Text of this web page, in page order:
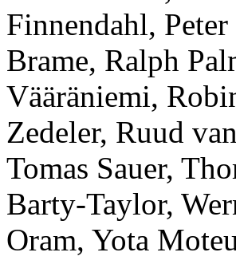
Finnendahl,
Brame, Ralph
Vääräniemi,
Zedeler, Ruud
Tomas Sauer,
Barty-Taylor,
Oram, Yota